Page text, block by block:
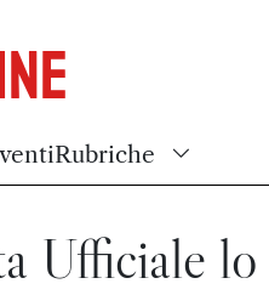
Rubriche
Ufficiale lo